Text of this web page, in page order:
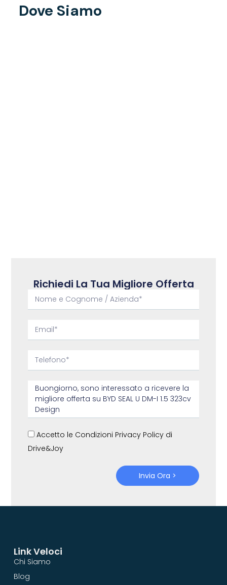
Dove Siamo
Richiedi La Tua Migliore Offerta
Accetto le Condizioni Privacy Policy di
Drive&Joy
Invia Ora >
Link Veloci
Chi Siamo
Blog